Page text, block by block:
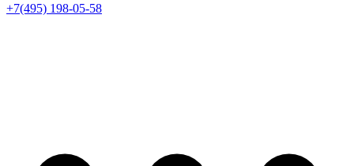
+7(495) 198-05-58